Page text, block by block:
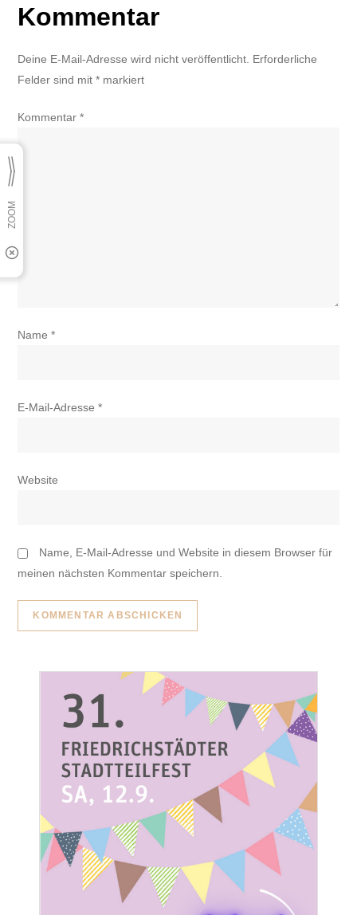
Kunst“
Kolja
Reichert
Kommentar
Deine E-Mail-Adresse wird nicht veröffentlicht. Erforderliche
Felder sind mit* markiert
Kommentar*
Name*
E-Mail-Adresse*
Website
Name, E-Mail-Adresse und Website in diesem Browser für
meinen nächsten Kommentar speichern.